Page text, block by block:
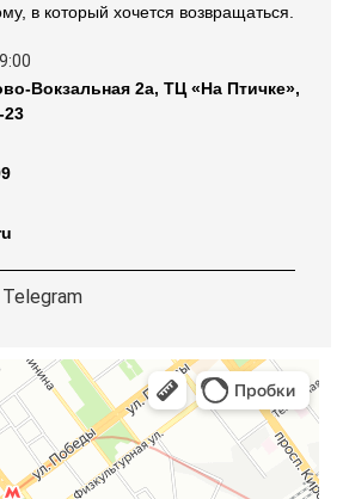
в который хочется возвращаться.
Вокзальная 2а, ТЦ «На Птичке»,
23
Telegram